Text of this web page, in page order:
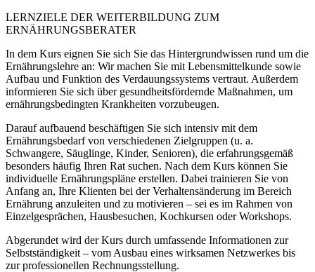
LERNZIELE DER WEITERBILDUNG ZUM
ERNÄHRUNGSBERATER
In dem Kurs eignen Sie sich Sie das Hintergrundwissen rund um die
Ernährungslehre an: Wir machen Sie mit Lebensmittelkunde sowie
Aufbau und Funktion des Verdauungssystems vertraut. Außerdem
informieren Sie sich über gesundheitsfördernde Maßnahmen, um
ernährungsbedingten Krankheiten vorzubeugen.
Darauf aufbauend beschäftigen Sie sich intensiv mit dem
Ernährungsbedarf von verschiedenen Zielgruppen (u. a.
Schwangere, Säuglinge, Kinder, Senioren), die erfahrungsgemäß
besonders häufig Ihren Rat suchen. Nach dem Kurs können Sie
individuelle Ernährungspläne erstellen. Dabei trainieren Sie von
Anfang an, Ihre Klienten bei der Verhaltensänderung im Bereich
Ernährung anzuleiten und zu motivieren – sei es im Rahmen von
Einzelgesprächen, Hausbesuchen, Kochkursen oder Workshops.
Abgerundet wird der Kurs durch umfassende Informationen zur
Selbstständigkeit – vom Ausbau eines wirksamen Netzwerkes bis
zur professionellen Rechnungsstellung.